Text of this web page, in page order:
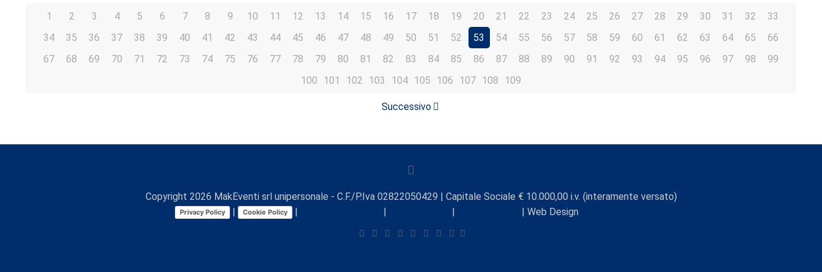
1 2 3 4 5 6 7 8 9 10 11 12 13 14 15 16 17 18 19 20 21 22 23 24 25 26 27 28 29 30 31 32
33
34
35 36 37 38 39 40 41 42 43 44 45 46 47 48 49 50 51 52 53 54 55 56 57 58 59 60 61 62 63 64 65
66
67
68 69 70 71 72 73 74 75 76 77 78 79 80 81 82 83 84 85 86 87 88 89 90 91 92 93 94 95 96 97 98
99
100
101 102 103 104 105 106 107 108 109
Successivo
Copyright 2026 MakEventi srl unipersonale - C.F./P.Iva 02822050429 | Capitale Sociale € 10.000,00 i.v. (interamente versato)
Privacy Policy | Cookie Policy | | | | Web Design